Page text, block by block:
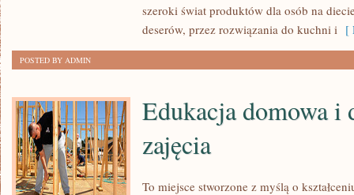
MENUszeroki świat produktów dla osób na
deserów, przez rozwiązania do kuchni i [
POSTED BY ADMIN
Edukacja domowa i
zajęcia
To miejsce stworzone z myślą o